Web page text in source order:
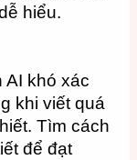
hiểu.
AI khó xác
khi viết quá
Tìm cách
để đạt